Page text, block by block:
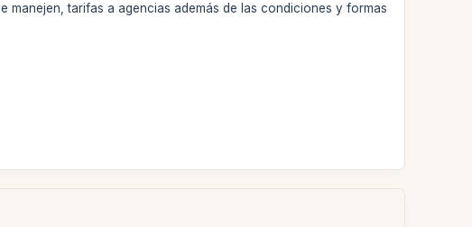
tarifas a agencias además de las condiciones y formas